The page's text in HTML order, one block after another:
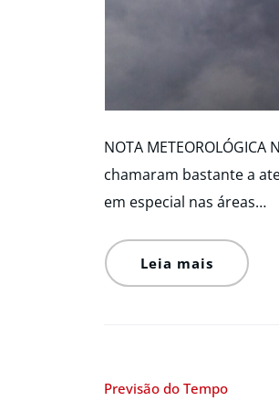
NOTA
chamaram bastante a
em especial nas áreas…
Leia mais
Previsão do Tempo